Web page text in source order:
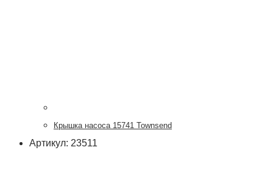
Крышка насоса 15741 Townsend
Артикул: 23511